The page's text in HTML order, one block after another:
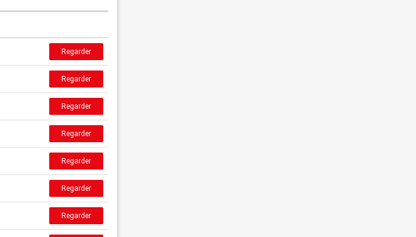
Regarder
Regarder
Regarder
Regarder
Regarder
Regarder
Regarder